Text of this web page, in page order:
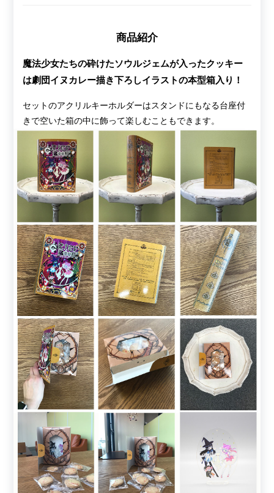
商品紹介
魔法少女たちの砕けたソウルジェムが入ったクッキー
は劇団イヌカレー描き下ろしイラストの本型箱入り！
セットのアクリルキーホルダーはスタンドにもなる台座付
きで空いた箱の中に飾って楽しむこともできます。